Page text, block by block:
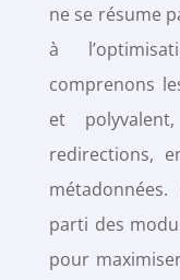
ne se résume
à
comprenons
et
redirections,
parti des
pour